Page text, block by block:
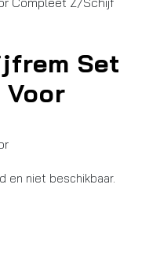
Set
Voor
en niet beschikbaar.